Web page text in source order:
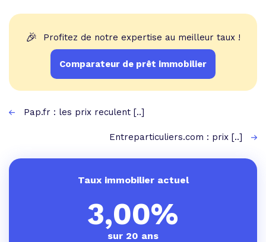
🎉 Profitez de notre expertise au meilleur taux !
Comparateur de prêt immobilier
Pap.fr : les prix reculent [..]
Entreparticuliers.com : prix [..]
Taux immobilier actuel
3,00%
sur 20 ans